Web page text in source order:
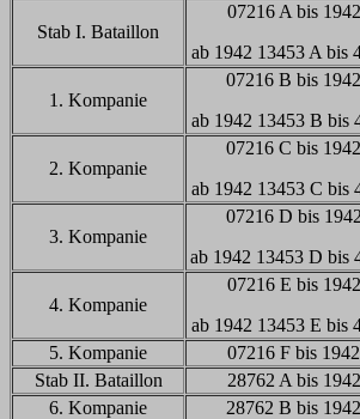
Stab I. Bataillon
07216 A bis 1942
ab 1942 13453 A bis
1. Kompanie
07216 B bis 1942
ab 1942 13453 B bis
2. Kompanie
07216 C bis 1942
ab 1942 13453 C bis
3. Kompanie
07216 D bis 1942
ab 1942 13453 D bis
4. Kompanie
07216 E bis 1942
ab 1942 13453 E bis
5. Kompanie
07216 F bis 1942
Stab II. Bataillon
28762 A bis 1942
6. Kompanie
28762 B bis 1942